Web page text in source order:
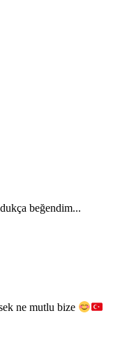
beğendim...
ne mutlu bize